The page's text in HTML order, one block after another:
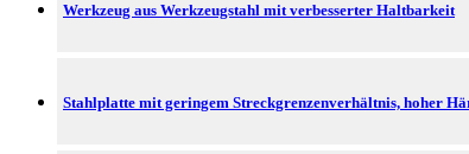
Werkzeug aus Werkzeugstahl mit verbesserter Haltbarkeit
Stahlplatte mit geringem Streckgrenzenverhältnis, hoher